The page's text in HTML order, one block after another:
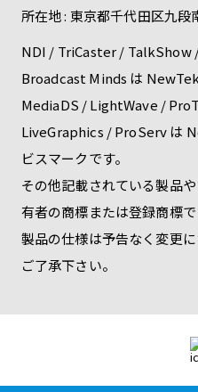
所在地 : 東京都千代田区九段
NDI / TriCaster / TalkShow
Broadcast Minds は NewTek
MediaDS / LightWave /
LiveGraphics / ProServ は
ビスマークです。
その他記載されている製品
有者の商標または登録商標で
製品の仕様は予告なく変更
ご了承下さい。